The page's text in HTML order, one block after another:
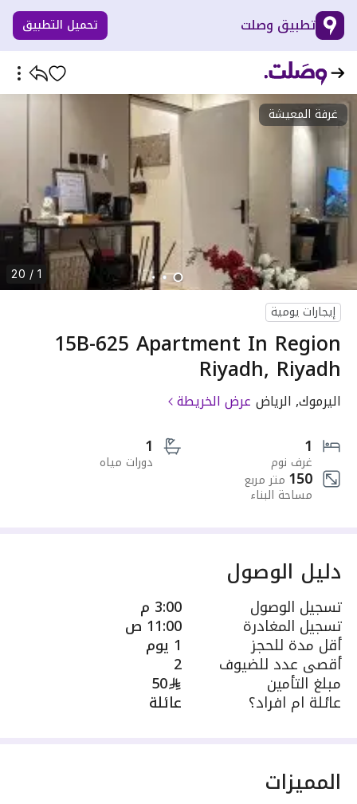
تطبيق وصلت تحميل التطبيق
غرفة المعيشة
1 / 20
إيجارات يومية
15B-625 Apartment In Region
Riyadh, Riyadh
اليرموك, الرياض عرض الخريطة
1
غرف نوم
1
دورات مياه
150 متر مربع
مساحة البناء
دليل الوصول
تسجيل الوصول 3:00 م
تسجيل المغادرة 11:00 ص
أقل مدة للحجز 1 يوم
أقصى عدد للضيوف 2
مبلغ التأمين 50
عائلة ام افراد؟ عائلة
المميزات